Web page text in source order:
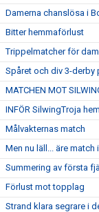
Damerna chanslösa i
Bitter hemmaförlust
Trippelmatcher för
Spåret och div 3-derby
MATCHEN MOT
INFÖR SilwingTroja
Målvakternas match
Men nu läll... äre match
Summering av första
Förlust mot topplag
Strand klara segrare i